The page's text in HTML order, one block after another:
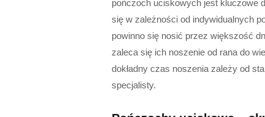
pończoch uciskowych jest kluczowe
się w zależności od indywidualnych
powinno się nosić przez większość
zaleca się ich noszenie od rana do
dokładny czas noszenia zależy od
specjalisty.